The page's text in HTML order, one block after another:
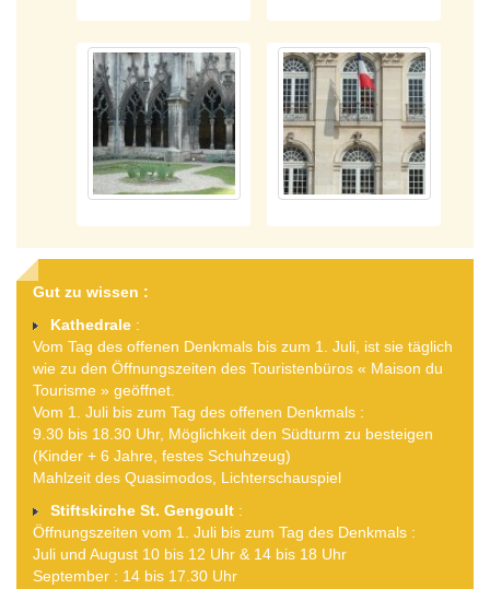
Gut zu wissen :
Kathedrale :
Vom Tag des offenen Denkmals bis zum 1. Juli, ist sie täglich
wie zu den Öffnungszeiten des Touristenbüros « Maison du
Tourisme » geöffnet.
Vom 1. Juli bis zum Tag des offenen Denkmals :
9.30 bis 18.30 Uhr, Möglichkeit den Südturm zu besteigen
(Kinder + 6 Jahre, festes Schuhzeug)
Mahlzeit des Quasimodos, Lichterschauspiel
Stiftskirche St. Gengoult :
Öffnungszeiten vom 1. Juli bis zum Tag des Denkmals :
Juli und August 10 bis 12 Uhr & 14 bis 18 Uhr
September : 14 bis 17.30 Uhr